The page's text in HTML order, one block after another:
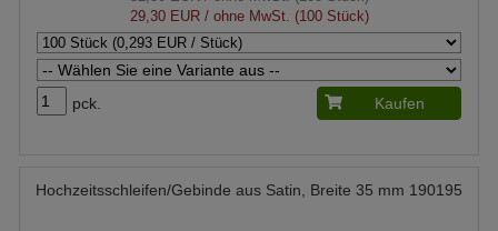
29,30 EUR/ ohne MwSt. (100 Stück)
pck. Kaufen
Hochzeitsschleifen/Gebinde aus Satin, Breite 35 mm 190195